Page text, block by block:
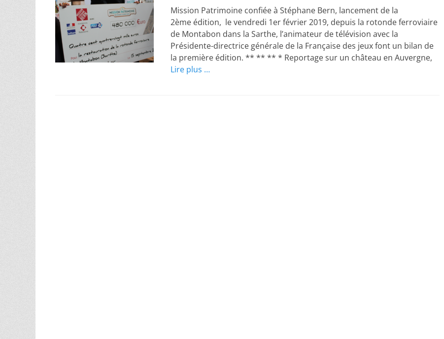
Mission Patrimoine confiée à Stéphane Bern, lancement de la
2ème édition, le vendredi 1er février 2019, depuis la rotonde ferroviaire
de Montabon dans la Sarthe, l’animateur de télévision avec la
Présidente-directrice générale de la Française des jeux font un bilan de
la première édition. ** ** ** * Reportage sur un château en Auvergne,
Lire plus …